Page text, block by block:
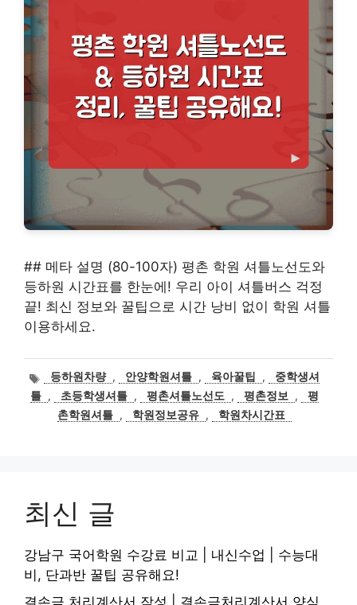
## 메타 설명 (80-100자) 평촌 학원 셔틀노선도와
등하원 시간표를 한눈에! 우리 아이 셔틀버스 걱정
끝! 최신 정보와 꿀팁으로 시간 낭비 없이 학원 셔틀
이용하세요.
태등하원차량 , 안양학원셔틀 , 육아꿀팁 ,
중학생셔
틀 , 초등학생셔틀 , 평촌셔틀노선도 , 평촌정보 ,
평
촌학원셔틀 , 학원정보공유 , 학원차시간표
최신 글
강남구 국어학원 수강료 비교 | 내신수업 | 수능대
비, 단과반 꿀팁 공유해요!
결손금 처리계산서 작성 | 결손금처리계산서 양식